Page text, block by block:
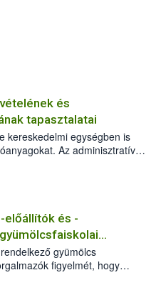
és
tapasztalatai
kereskedelmi egységben is
Az adminisztratív
jelölés, minőség) mellett a
a
fejlődéséről és
volt.
előállítók és -
határideje: február
gyümölcs
figyelmét, hogy
28-ig szükséges
elérhető szemlebejelentő